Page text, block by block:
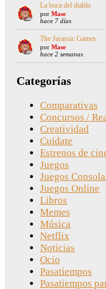
La boca del diablo
por Mase
hace 7 días
The Jurassic Games
por Mase
hace 2 semanas
Categorías
Comparativas
Concursos /
Creatividad
Cuídate
Estrenos de
Juegos
Juegos
Juegos Online
Libros
Memes
Música
Netflix
Noticias
Ocio
Pasatiempos
Pasatiempos